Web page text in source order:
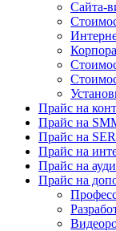
Cайта-
Прайс на
Прайс на
Прайс на
Прайс на
Прайс на
Прайс на